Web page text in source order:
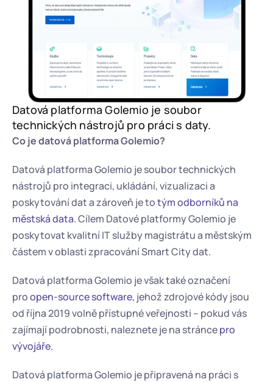
Datová platforma Golemio je soubor
technických nástrojů pro práci s daty.
Co je datová platforma Golemio?
Datová platforma Golemio je soubor technických
nástrojů pro integraci, ukládání, vizualizaci a
poskytování dat a zároveň je to tým odborníků na
městská data. Cílem Datové platformy Golemio je
poskytovat kvalitní IT služby magistrátu a městským
částem v oblasti zpracování Smart City dat.
Datová platforma Golemio je však také označení
pro open-source software, jehož zdrojové kódy jsou
od října 2019 volně přístupné veřejnosti – pokud vás
zajímají podrobnosti, naleznete je na stránce pro
vývojáře.
Datová platforma Golemio je připravená na práci s